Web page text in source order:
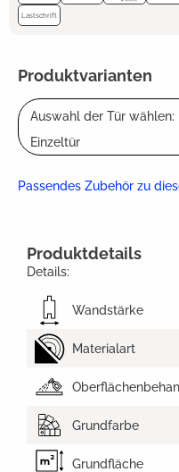
Lastschrift
Produktvarianten
Auswahl der Tür wählen:
Einzeltür
Passendes Zubehör zu
Produktdetails
Details:
Wandstärke
Materialart
Grundfarbe
Grundfläche